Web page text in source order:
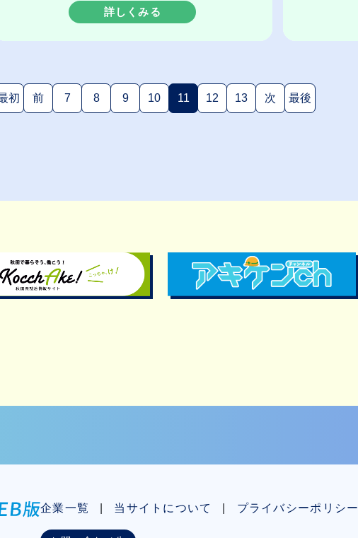
詳しくみる
初 前 7 8 9 10 11(現在のページ)
12 13 次 最後
企業一覧 当サイトについて プライバシーポリシー